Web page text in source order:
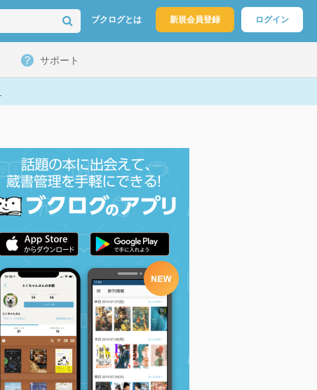
ブクログとは 新規会員登録 ログイン
サポート